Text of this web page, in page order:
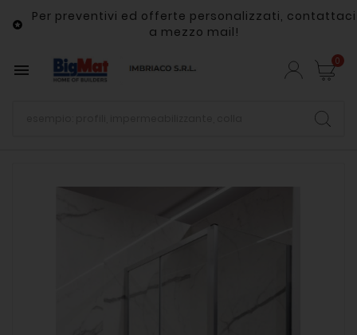

Per preventivi ed offerte personalizzati, contattaci
a mezzo mail!
 0